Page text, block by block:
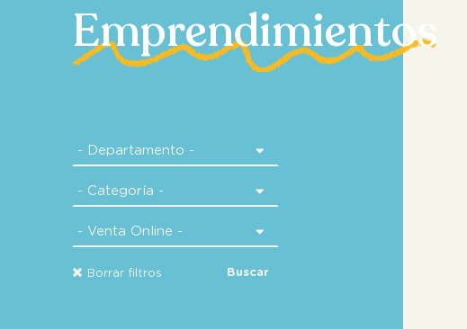
Emprendimientos
Borrar filtros Buscar